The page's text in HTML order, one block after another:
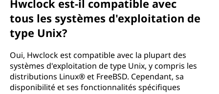
Hwclock est-il compatible avec
tous les systèmes d'exploitation de
type Unix?
Oui, Hwclock est compatible avec la plupart des
systèmes d'exploitation de type Unix, y compris les
distributions Linux® et FreeBSD. Cependant, sa
disponibilité et ses fonctionnalités spécifiques